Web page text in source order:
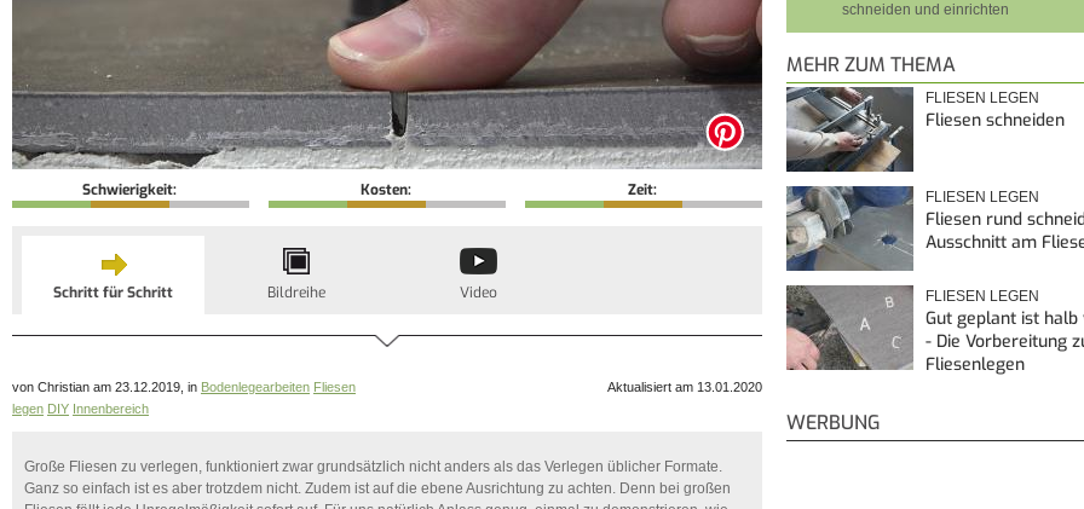
Schwierigkeit: Kosten: Zeit:
Schritt für Schritt Bildreihe Video
von Christian am 23.12.2019, in Bodenlegearbeiten Fliesen
legen DIY Innenbereich
Aktualisiert am 13.01.2020
Große Fliesen zu verlegen, funktioniert zwar grundsätzlich nicht anders als das Verlegen üblicher Formate.
Ganz so einfach ist es aber trotzdem nicht. Zudem ist auf die ebene Ausrichtung zu achten. Denn bei großen
schneiden und einrichten
MEHR ZUM THEMA
FLIESEN LEGEN
Fliesen schneiden
FLIESEN LEGEN
Fliesen rund
Ausschnitt am
FLIESEN LEGEN
Gut geplant ist
- Die Vorbereitung
Fliesenlegen
WERBUNG